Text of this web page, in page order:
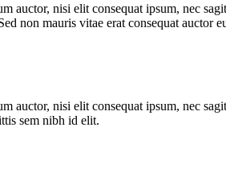
nisi elit consequat ipsum, nec
non mauris vitae erat consequat auctor
nisi elit consequat ipsum, nec
sem nibh id elit.